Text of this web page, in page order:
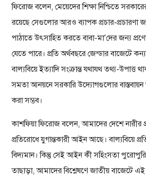
ফিরোজ বলেন, মেয়েদের শিক্ষা নিশ্চিতে
রয়েছে সেগুলোর আরও ব্যাপক প্রচার-প্রচারণা
পাঠাতে উৎসাহিত করতে বাবা-মা’দের জন্য
যেতে পারে। প্রতি অর্থবছরে জেন্ডার বাজেটে
বাল্যবিয়ে ইত্যাদি সংক্রান্ত যথাযথ তথ্য-উপাত্ত
সমতা আনয়নে সরকারি উদ্যোগগুলোর বাস্তবায়ন
করা সম্ভব।
কাশফিয়া ফিরোজ বলেন, আমাদের দেশে নারীর
প্রতিরোধে যুগান্তকারী আইন আছে। বাল্যবিয়ে
বিদ্যমান। কিন্তু সেই আইন কী সহিংসতা
তাছাড়া, আমাদের বিশ্লেষণে জাতীয় বাজেটে